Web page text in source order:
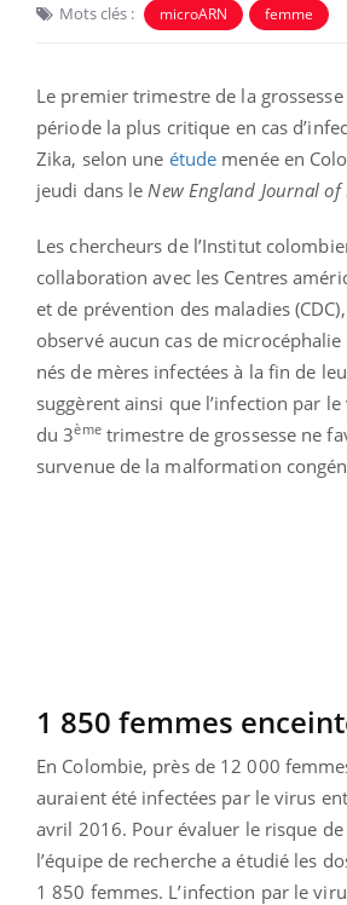
Mots clés : microARN femme
Le premier trimestre de la
période la plus critique en cas
Zika, selon une étude menée en
jeudi dans le New England Journal of
Les chercheurs de l’Institut
collaboration avec les Centres
et de prévention des maladies
observé aucun cas de
nés de mères infectées à la fin de
suggèrent ainsi que l’infection par
du 3èmetrimestre de grossesse ne
survenue de la malformation
1 850 femmes
En Colombie, près de 12 000
auraient été infectées par le virus
avril 2016. Pour évaluer le risque
l’équipe de recherche a étudié les
1 850 femmes. L’infection par le